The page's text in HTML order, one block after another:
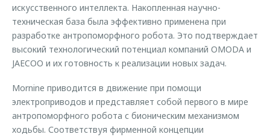
искусственного интеллекта. Накопленная научно-
техническая база была эффективно применена при
разработке антропоморфного робота. Это подтверждает
высокий технологический потенциал компаний OMODA и
JAECOO и их готовность к реализации новых задач.
Mornine приводится в движение при помощи
электроприводов и представляет собой первого в мире
антропоморфного робота с бионическим механизмом
ходьбы. Соответствуя фирменной концепции